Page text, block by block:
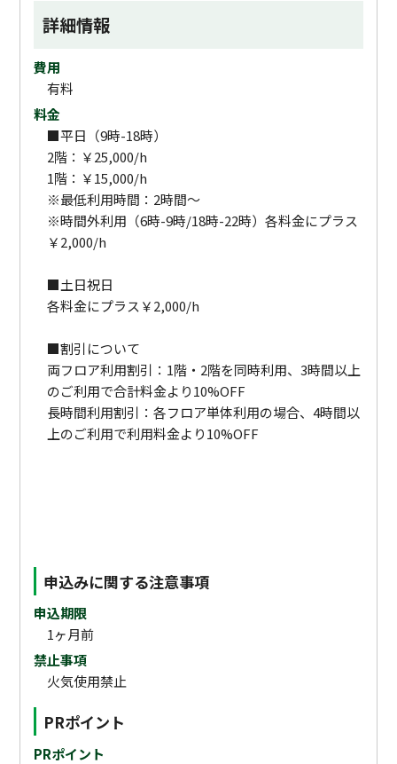
詳細情報
費用
有料
料金
■平日（9時-18時）
2階：￥25,000/h
1階：￥15,000/h
※最低利用時間：2時間〜
※時間外利用（6時-9時/18時-22時）各料金にプラス
￥2,000/h
■土日祝日
各料金にプラス￥2,000/h
■割引について
両フロア利用割引：1階・2階を同時利用、3時間以上
のご利用で合計料金より10%OFF
長時間利用割引：各フロア単体利用の場合、4時間以
上のご利用で利用料金より10%OFF
申込みに関する注意事項
申込期限
1ヶ月前
禁止事項
火気使用禁止
PRポイント
PRポイント